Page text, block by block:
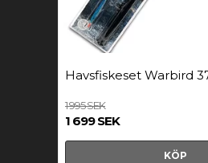
Havsfiskeset Warbird
1 995 SEK
1 699 SEK
KÖP